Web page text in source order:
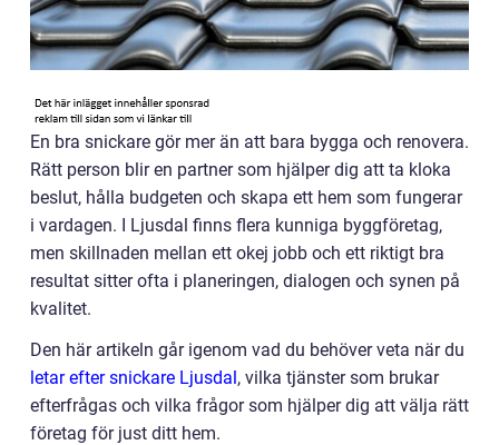
En bra snickare gör mer än att bara bygga och renovera.
Rätt person blir en partner som hjälper dig att ta kloka
beslut, hålla budgeten och skapa ett hem som fungerar
i vardagen. I Ljusdal finns flera kunniga byggföretag,
men skillnaden mellan ett okej jobb och ett riktigt bra
resultat sitter ofta i planeringen, dialogen och synen på
kvalitet.
Den här artikeln går igenom vad du behöver veta när du
letar efter snickare Ljusdal, vilka tjänster som brukar
efterfrågas och vilka frågor som hjälper dig att välja rätt
företag för just ditt hem.